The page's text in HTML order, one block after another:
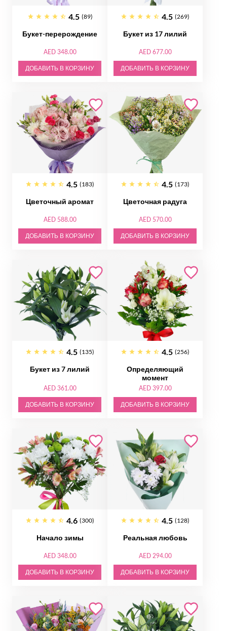
4.5 (89)
Букет-перерождение
AED 348.00
ДОБАВИТЬ В КОРЗИНУ
4.5 (269)
Букет из 17 лилий
AED 677.00
ДОБАВИТЬ В КОРЗИНУ
4.5 (183)
Цветочный аромат
AED 588.00
ДОБАВИТЬ В КОРЗИНУ
4.5 (173)
Цветочная радуга
AED 570.00
ДОБАВИТЬ В КОРЗИНУ
4.5 (135)
Букет из 7 лилий
AED 361.00
ДОБАВИТЬ В КОРЗИНУ
4.5 (256)
Определяющий
момент
AED 397.00
ДОБАВИТЬ В КОРЗИНУ
4.6 (300)
Начало зимы
AED 348.00
ДОБАВИТЬ В КОРЗИНУ
4.5 (128)
Реальная любовь
AED 294.00
ДОБАВИТЬ В КОРЗИНУ